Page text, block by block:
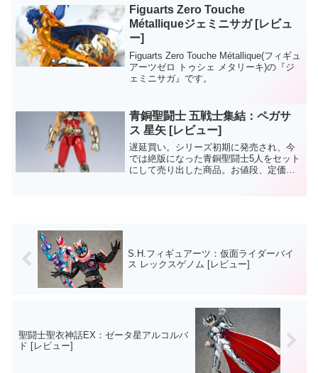
より、リペイントによる通常...
Figuarts Zero Touche
Métalliqueジェミニサガ [レビュ
ー]
Figuarts Zero Touche Métallique(フィギュ
アーツゼロ トゥシェ メタリーキ)の『ジ
ェミニサガ』です。
青銅聖闘士 五戦士集結：ペガサ
ス 星矢 [レビュー]
遅延買い。シリーズ初期に発売され、今
では絶版になった青銅聖闘士5人をセット
にして売り出した商品。お値段、定価２
S.H.フィギュアーツ：仮面ライダーバイ
ス レックスゲノム [レビュー]
聖闘士聖衣神話EX：ゼータ星アルコルバ
ド [レビュー]